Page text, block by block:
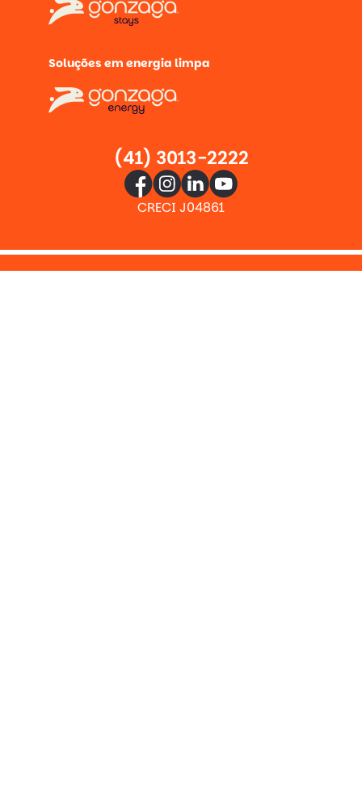
Soluções em energia limpa
(41) 3013-2222
CRECI J04861